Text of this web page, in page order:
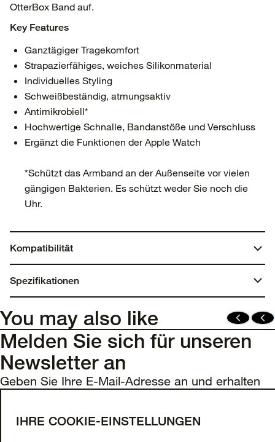
OtterBox Band auf.
Key Features
Ganztägiger Tragekomfort
Strapazierfähiges, weiches Silikonmaterial
Individuelles Styling
Schweißbeständig, atmungsaktiv
Antimikrobiell*
Hochwertige Schnalle, Bandanstöße und Verschluss
Ergänzt die Funktionen der Apple Watch
*Schützt das Armband an der Außenseite vor vielen
gängigen Bakterien. Es schützt weder Sie noch die
Uhr.
Kompatibilität
Apple Watch Series 9
Apple Watch Series SE (2. Generation)
Apple Watch Series 7
Apple Watch Series 6
Apple Watch Series SE (1. Generation)
Apple Watch Series 5
Spezifikationen
0,6875 Zoll x 7,15 Zoll x 3,0625 Zoll
Gewicht:
0,04 lbs | 18,70 g
Silikon
You may also like
Melden Sie sich für unseren
Newsletter an
Geben Sie Ihre E-Mail-Adresse an und erhalten
IHRE COOKIE-EINSTELLUNGEN